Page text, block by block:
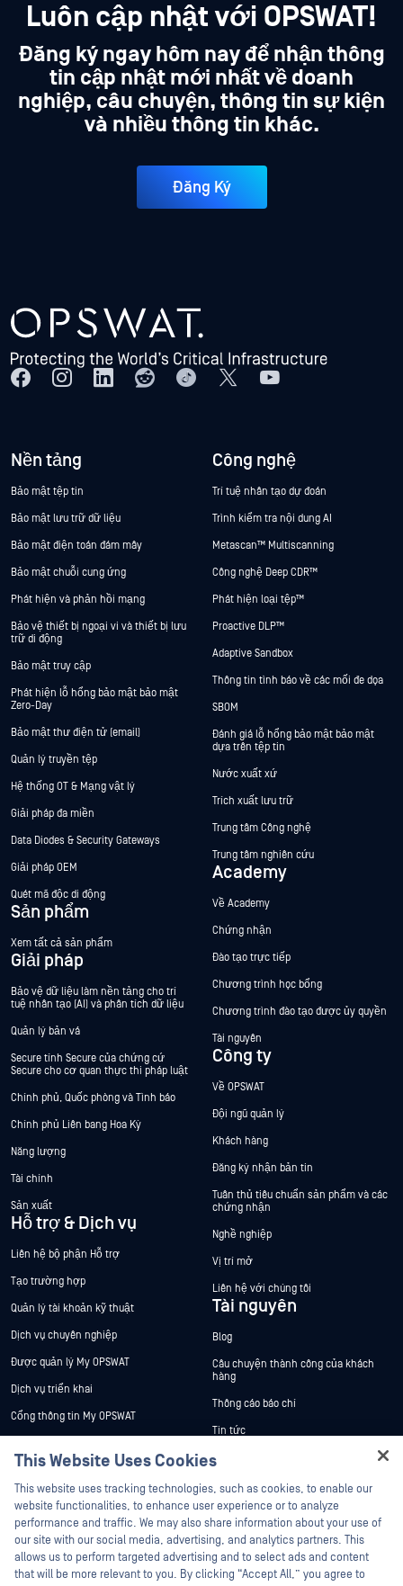
Luôn cập nhật với OPSWAT!
Đăng ký ngay hôm nay để nhận thông
tin cập nhật mới nhất về doanh
nghiệp, câu chuyện, thông tin sự kiện
và nhiều thông tin khác.
Đăng Ký
Nền tảng
Bảo mật tệp tin
Bảo mật lưu trữ dữ liệu
Bảo mật điện toán đám mây
Bảo mật chuỗi cung ứng
Phát hiện và phản hồi mạng
Bảo vệ thiết bị ngoại vi và thiết bị lưu
trữ di động
Bảo mật truy cập
Phát hiện lỗ hổng bảo mật bảo mật
Zero-Day
Bảo mật thư điện tử (email)
Quản lý truyền tệp
Hệ thống OT & Mạng vật lý
Giải pháp đa miền
Data Diodes & Security Gateways
Giải pháp OEM
Quét mã độc di động
Sản phẩm
Xem tất cả sản phẩm
Giải pháp
Bảo vệ dữ liệu làm nền tảng cho trí
tuệ nhân tạo (AI) và phân tích dữ liệu
Quản lý bản vá
Secure tính Secure của chứng cứ
Secure cho cơ quan thực thi pháp luật
Chính phủ, Quốc phòng và Tình báo
Chính phủ Liên bang Hoa Kỳ
Năng lượng
Tài chính
Sản xuất
Hỗ trợ & Dịch vụ
Liên hệ bộ phận Hỗ trợ
Tạo trường hợp
Quản lý tài khoản kỹ thuật
Dịch vụ chuyên nghiệp
Được quản lý My OPSWAT
Dịch vụ triển khai
Cổng thông tin My OPSWAT
Đào tạo
Chương trình Xử lý Lỗ hổng Bảo mật
Đối tác
Chứng nhận
Đối tác công nghệ
Công nghệ
Trí tuệ nhân tạo dự đoán
Trình kiểm tra nội dung AI
Metascan™ Multiscanning
Công nghệ Deep CDR™
Phát hiện loại tệp™
Proactive DLP™
Adaptive Sandbox
Thông tin tình báo về các mối đe dọa
SBOM
Đánh giá lỗ hổng bảo mật bảo mật
dựa trên tệp tin
Nước xuất xứ
Trích xuất lưu trữ
Trung tâm Công nghệ
Trung tâm nghiên cứu
Academy
Về Academy
Chứng nhận
Đào tạo trực tiếp
Chương trình học bổng
Chương trình đào tạo được ủy quyền
Tài nguyên
Công ty
Về OPSWAT
Đội ngũ quản lý
Khách hàng
Đăng ký nhận bản tin
Tuân thủ tiêu chuẩn sản phẩm và các
chứng nhận
Nghề nghiệp
Vị trí mở
Liên hệ với chúng tôi
Tài nguyên
Blog
Câu chuyện thành công của khách
hàng
Thông cáo báo chí
Tin tức
Sự kiện
Hội thảo trên trực tuyến
Datasheets
White Papers
Công cụ miễn phí
This Website Uses Cookies
This website uses tracking technologies, such as cookies, to enable our
website functionalities, to enhance user experience or to analyze
performance and traffic. We may also share information about your use of
our site with our social media, advertising, and analytics partners. This
allows us to perform targeted advertising and to select ads and content
that will be more relevant to you. By clicking “Accept All,” you agree to